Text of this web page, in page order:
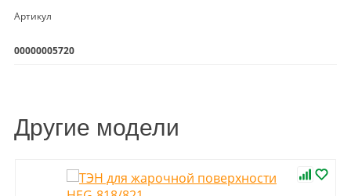
Артикул
00000005720
Другие модели